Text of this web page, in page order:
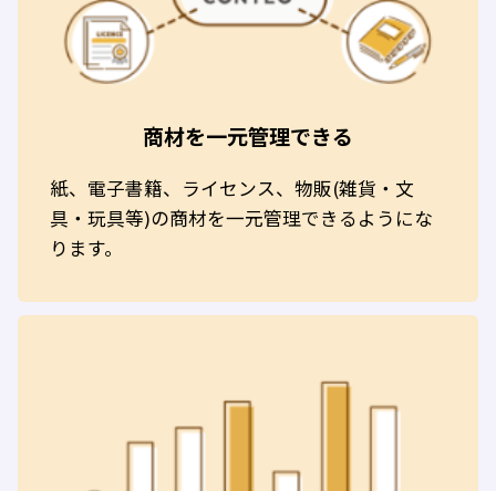
商材を一元管理できる
紙、電子書籍、ライセンス、物販(雑貨・文
具・玩具等)の商材を一元管理できるようにな
ります。